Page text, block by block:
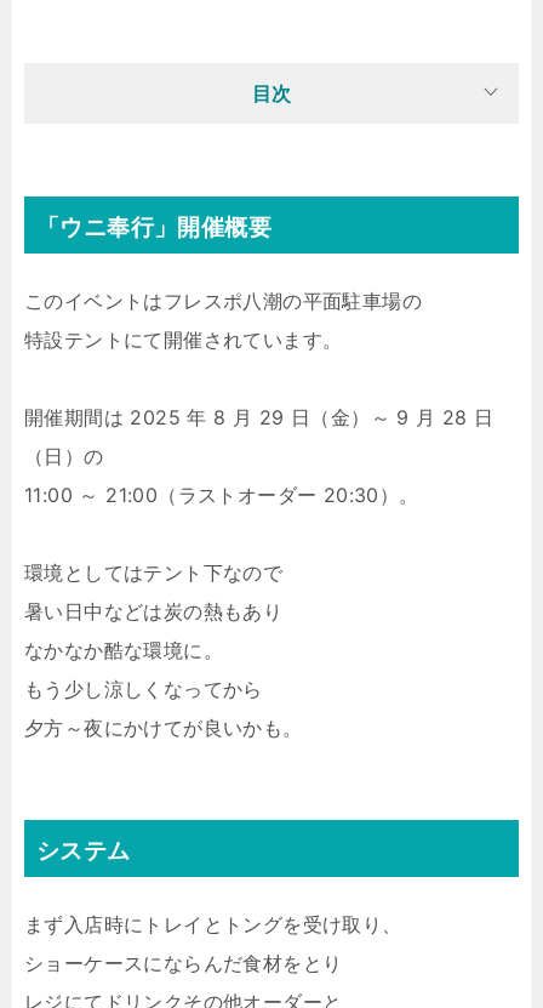
目次
「ウニ奉行」開催概要
このイベントはフレスポ八潮の平面駐車場の
特設テントにて開催されています。
開催期間は 2025 年 8 月 29 日（金）～ 9 月 28 日
（日）の
11:00 ～ 21:00（ラストオーダー 20:30）。
環境としてはテント下なので
暑い日中などは炭の熱もあり
なかなか酷な環境に。
もう少し涼しくなってから
夕方～夜にかけてが良いかも。
システム
まず入店時にトレイとトングを受け取り、
ショーケースにならんだ食材をとり
レジにてドリンクその他オーダーと